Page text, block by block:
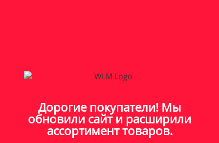
Дорогие покупатели! Мы
обновили сайт и расширили
ассортимент товаров.